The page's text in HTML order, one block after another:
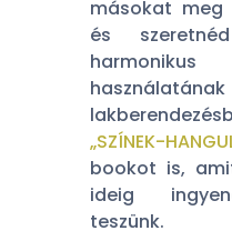
másokat meg
és
harmonikus
„SZÍNEK-
bookot is,
ideig
teszünk.